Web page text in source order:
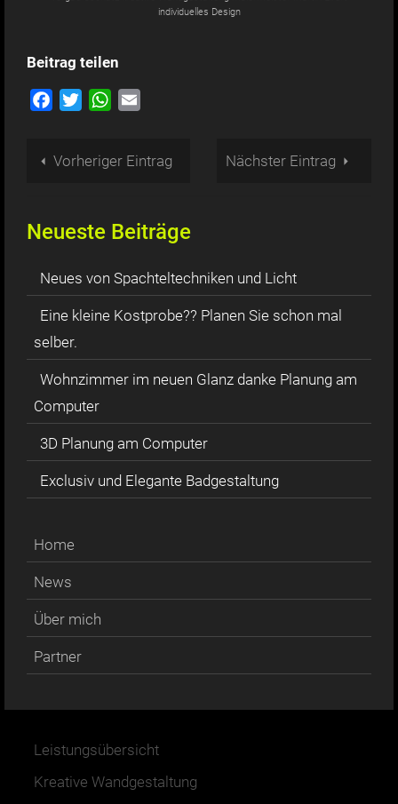
individuelles Design
Beitrag teilen
FacebookTwitterWhatsApp
Vorheriger Eintrag Nächster Eintrag
Neueste Beiträge
Neues von Spachteltechniken und Licht
Eine kleine Kostprobe?? Planen Sie schon mal
selber.
Wohnzimmer im neuen Glanz danke Planung am
Computer
3D Planung am Computer
Exclusiv und Elegante Badgestaltung
Home
News
Über mich
Partner
Leistungsübersicht
Kreative Wandgestaltung